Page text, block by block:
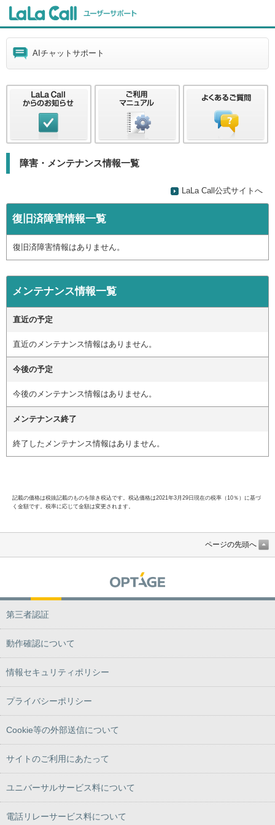
AIチャットサポート
障害・メンテナンス情報一覧
LaLa Call公式サイトへ
復旧済障害情報一覧
復旧済障害情報はありません。
メンテナンス情報一覧
直近の予定
直近のメンテナンス情報はありません。
今後の予定
今後のメンテナンス情報はありません。
メンテナンス終了
終了したメンテナンス情報はありません。
記載の価格は税抜記載のものを除き税込です。税込価格は2021年3月29日現在の税率（10％）に基づ
く金額です。税率に応じて金額は変更されます。
ページの先頭へ
第三者認証
動作確認について
情報セキュリティポリシー
プライバシーポリシー
Cookie等の外部送信について
サイトのご利用にあたって
ユニバーサルサービス料について
電話リレーサービス料について